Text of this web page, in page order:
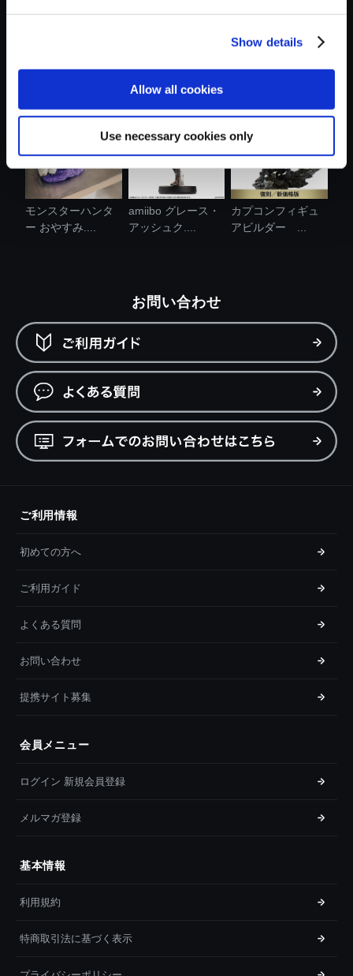
Show details
Allow all cookies
Use necessary cookies only
ー ショルダ....
Fighter 6...
クイエム メ...
モンスターハンタ
ー おやすみ....
amiibo グレース・
アッシュク....
カプコンフィギュ
アビルダー ...
お問い合わせ
ご利用情報
初めての方へ
ご利用ガイド
よくある質問
お問い合わせ
提携サイト募集
会員メニュー
ログイン 新規会員登録
メルマガ登録
基本情報
利用規約
特商取引法に基づく表示